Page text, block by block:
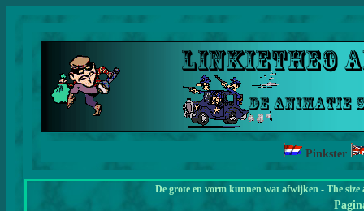
Pinkster
De grote en vorm kunnen wat afwijken - The